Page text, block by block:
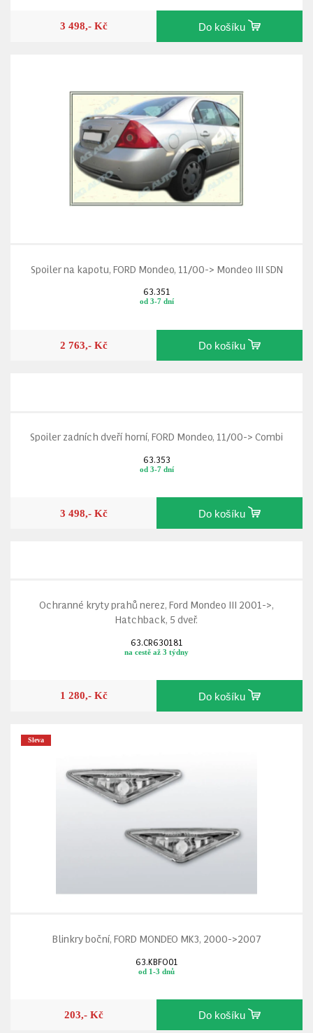
3 498,- Kč Do košíku
Spoiler na kapotu, FORD Mondeo, 11/00-> Mondeo III SDN
63.351
od 3-7 dní
2 763,- Kč Do košíku
Spoiler zadních dveří horní, FORD Mondeo, 11/00-> Combi
63.353
od 3-7 dní
3 498,- Kč Do košíku
Ochranné kryty prahů nerez, Ford Mondeo III 2001->,
Hatchback, 5 dveř.
63.CR630181
na cestě až 3 týdny
1 280,- Kč Do košíku
Sleva
Blinkry boční, FORD MONDEO MK3, 2000->2007
63.KBFO01
od 1-3 dnů
203,- Kč Do košíku